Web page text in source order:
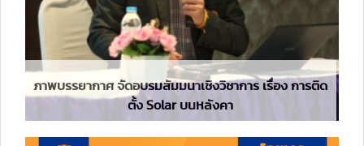
ภาพบรรยากาศ จัดอบรมสัมมนาเชิงวิชาการ เรื่อง การติด
ตั้ง Solar บนหลังคา